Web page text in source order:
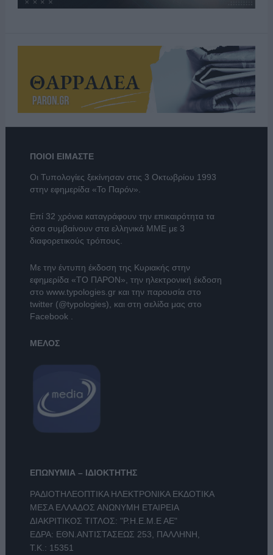
ΠΟΙΟΙ ΕΙΜΑΣΤΕ
Οι Τυπολογίες ξεκίνησαν στις 3 Οκτωβρίου 1993
στην εφημερίδα «Το Παρόν».
Επί 32 χρόνια καταγράφουν την επικαιρότητα τα
όσα συμβαίνουν στα ελληνικά ΜΜΕ με 3
διαφορετικούς τρόπους.
Με την έντυπη έκδοση της Κυριακής στην
εφημερίδα «ΤΟ ΠΑΡΟΝ», την ηλεκτρονική έκδοση
στο www.typologies.grκαι την παρουσία στο
twitter (@typologies), και στη σελίδα μας στο
Facebook .
ΜΕΛΟΣ
ΕΠΩΝΥΜΙΑ – ΙΔΙΟΚΤΗΤΗΣ
ΡΑΔΙΟΤΗΛΕΟΠΤΙΚΑ ΗΛΕΚΤΡΟΝΙΚΑ ΕΚΔΟΤΙΚΑ
ΜΕΣΑ ΕΛΛΑΔΟΣ ΑΝΩΝΥΜΗ ΕΤΑΙΡΕΙΑ
ΔΙΑΚΡΙΤΙΚΟΣ ΤΙΤΛΟΣ: "Ρ.Η.Ε.Μ.Ε ΑΕ"
ΕΔΡΑ: ΕΘΝ.ΑΝΤΙΣΤΑΣΕΩΣ 253, ΠΑΛΛΗΝΗ,
Τ.Κ.: 15351